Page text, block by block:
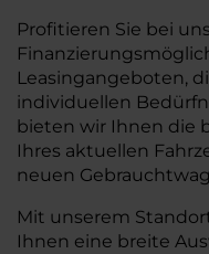
Profitieren Sie bei
Leasingangeboten,
individuellen
bieten wir Ihnen die
Ihres aktuellen
neuen
Mit unserem
Ihnen eine breite